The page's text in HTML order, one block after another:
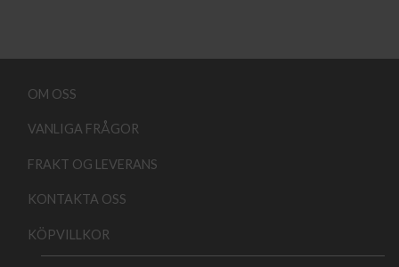
OM OSS
VANLIGA FRÅGOR
FRAKT OG LEVERANS
KONTAKTA OSS
KÖPVILLKOR